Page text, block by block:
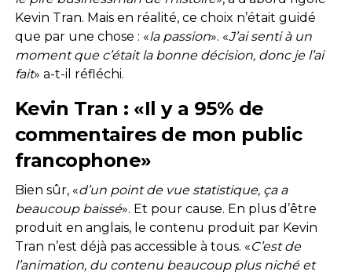
Kevin Tran. Mais en réalité, ce choix n’était guidé
que par une chose : «la passion». «J’ai senti à un
moment que c’était la bonne décision, donc je l’ai
fait» a-t-il réfléchi.
Kevin Tran : «Il y a 95% de
commentaires de mon public
francophone»
Bien sûr, «d’un point de vue statistique, ça a
beaucoup baissé». Et pour cause. En plus d’être
produit en anglais, le contenu produit par Kevin
Tran n’est déjà pas accessible à tous. «C’est de
l’animation, du contenu beaucoup plus niché et